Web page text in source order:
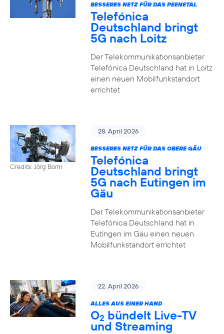
BESSERES NETZ FÜR DAS PEENETAL
Telefónica
Deutschland bringt
5G nach Loitz
Der Telekommunikationsanbieter
Telefónica Deutschland hat in Loitz
einen neuen Mobilfunkstandort
errichtet
Credits: Jörg Borm
28. April 2026
BESSERES NETZ FÜR DAS OBERE GÄU
Telefónica
Deutschland bringt
5G nach Eutingen im
Gäu
Der Telekommunikationsanbieter
Telefónica Deutschland hat in
Eutingen im Gäu einen neuen
Mobilfunkstandort errichtet
22. April 2026
ALLES AUS EINER HAND
O2 bündelt Live-TV
und Streaming